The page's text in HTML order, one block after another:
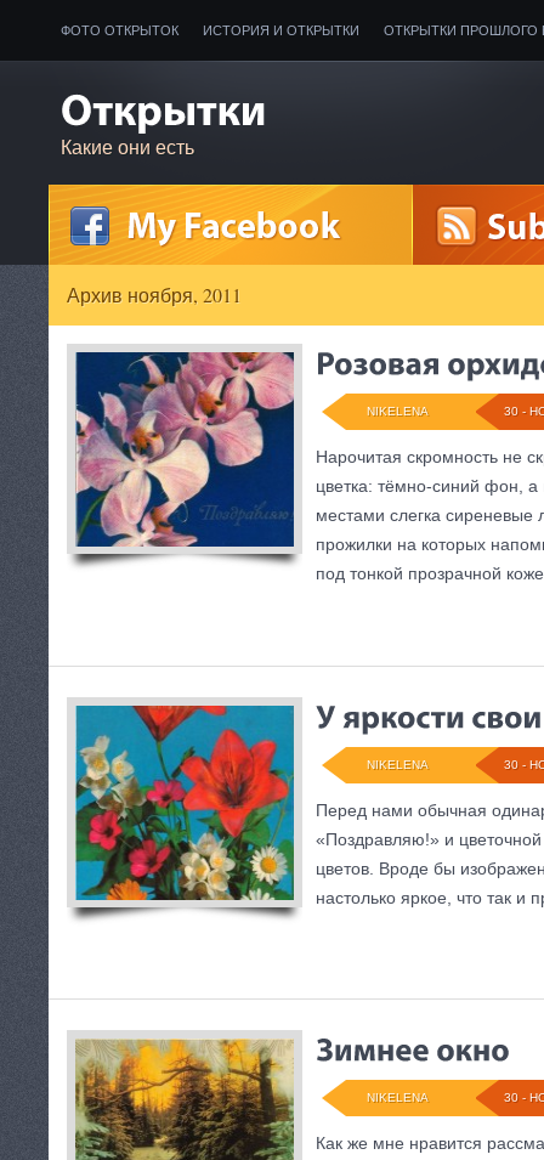
ФОТО ОТКРЫТОК ИСТОРИЯ И ОТКРЫТКИ ОТКРЫТКИ ПРОШЛОГО
Какие они есть
Архив ноября, 2011
30 -
NIKELENA
Нарочитая скромность не
цветка: тёмно-синий фон,
местами слегка сиреневые
прожилки на которых
под тонкой прозрачной
30 -
NIKELENA
Перед нами обычная
«Поздравляю!» и
цветов. Вроде бы
настолько яркое, что так и
30 -
NIKELENA
Как же мне нравится